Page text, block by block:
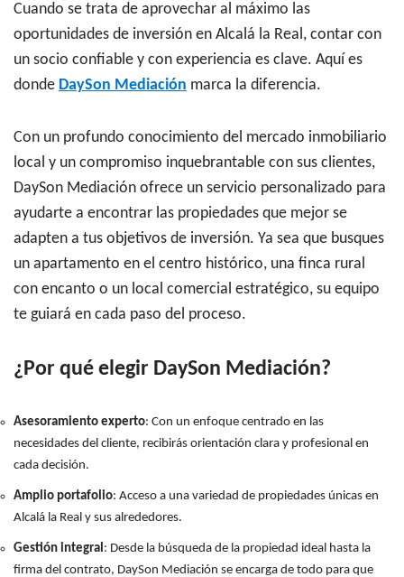
Cuando se trata de aprovechar al máximo las
oportunidades de inversión en Alcalá la Real, contar con
un socio confiable y con experiencia es clave. Aquí es
donde DaySon Mediación marca la diferencia.
Con un profundo conocimiento del mercado inmobiliario
local y un compromiso inquebrantable con sus clientes,
DaySon Mediación ofrece un servicio personalizado para
ayudarte a encontrar las propiedades que mejor se
adapten a tus objetivos de inversión. Ya sea que busques
un apartamento en el centro histórico, una finca rural
con encanto o un local comercial estratégico, su equipo
te guiará en cada paso del proceso.
¿Por qué elegir DaySon Mediación?
Asesoramiento experto: Con un enfoque centrado en las
necesidades del cliente, recibirás orientación clara y profesional en
cada decisión.
Amplio portafolio: Acceso a una variedad de propiedades únicas en
Alcalá la Real y sus alrededores.
Gestión integral: Desde la búsqueda de la propiedad ideal hasta la
firma del contrato, DaySon Mediación se encarga de todo para que